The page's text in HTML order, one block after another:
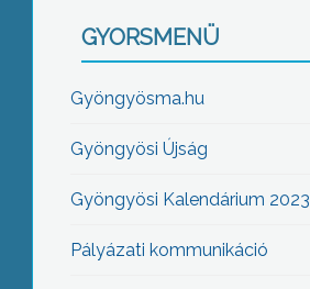
GYORSMENÜ
Gyöngyösma.hu
Gyöngyösi Újság
Gyöngyösi Kalendárium 2023
Pályázati kommunikáció